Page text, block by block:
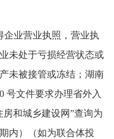
业营业执照，营业执
未处于亏损经营状态或
未被接管或冻结；湖南
号文件要求办理省外入
和城乡建设网”查询为
内）（如为联合体投